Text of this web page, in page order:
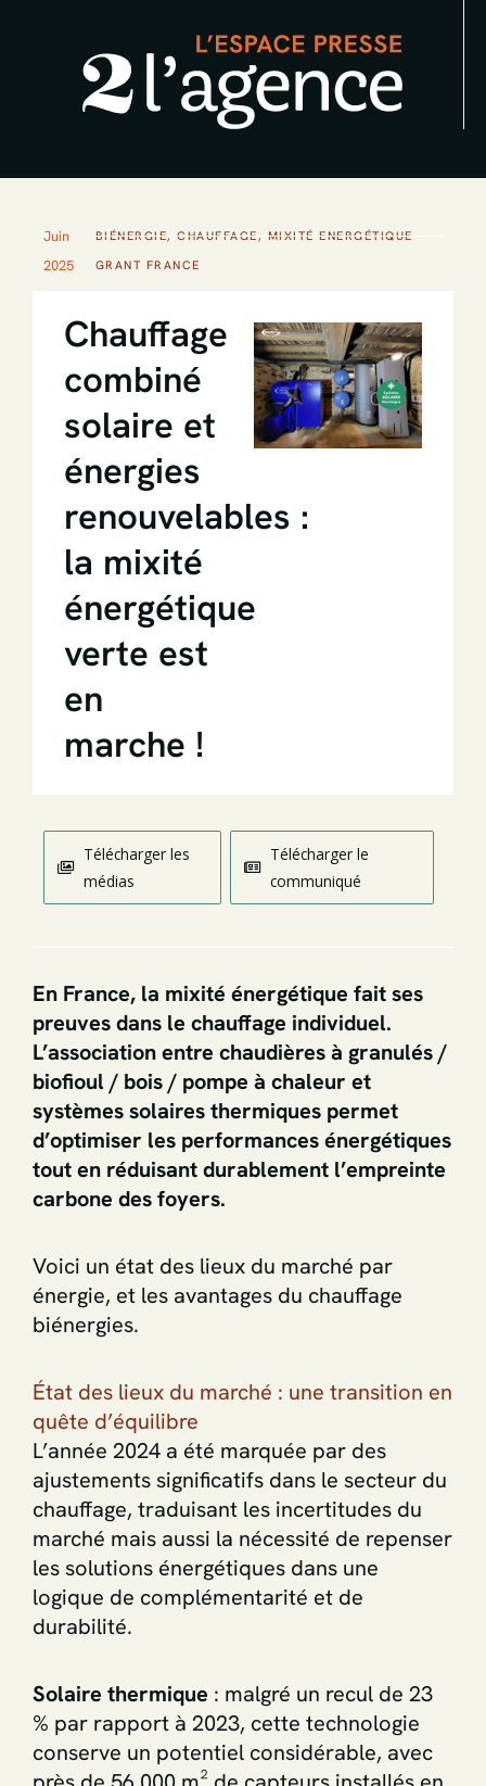
Juin
2025
BIÉNERGIE,CHAUFFAGE , MIXITÉ ENERGÉTIQUE
GRANT FRANCE
Chauffage
combiné
solaire et
énergies
renouvelables :
la mixité
énergétique
verte est
en
marche !
Télécharger les
médias
Télécharger le
communiqué
En France, la mixité énergétique fait ses
preuves dans le chauffage individuel.
L’association entre chaudières à granulés /
biofioul / bois / pompe à chaleur et
systèmes solaires thermiques permet
d’optimiser les performances énergétiques
tout en réduisant durablement l’empreinte
carbone des foyers.
Voici un état des lieux du marché par
énergie, et les avantages du chauffage
biénergies.
État des lieux du marché : une transition en
quête d’équilibre
L’année 2024 a été marquée par des
ajustements significatifs dans le secteur du
chauffage, traduisant les incertitudes du
marché mais aussi la nécessité de repenser
les solutions énergétiques dans une
logique de complémentarité et de
durabilité.
Solaire thermique : malgré un recul de 23
% par rapport à 2023, cette technologie
conserve un potentiel considérable, avec